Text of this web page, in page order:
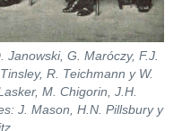
G. Maróczy, F.J.
R. Teichmann y W.
M. Chigorin, J.H.
J. Mason, H.N. Pillsbury y